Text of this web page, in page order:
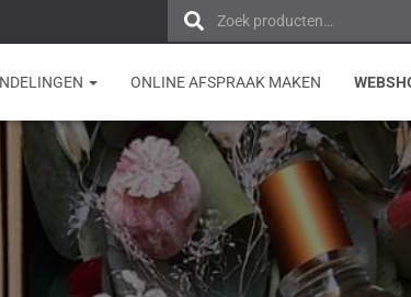
Zoek producten…
ONLINE AFSPRAAK MAKEN